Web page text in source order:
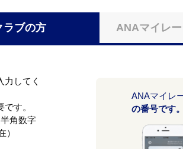
ラブの方 ANAマイレ
してく
す。
角数字
）
ANAマイレ
の番号です。